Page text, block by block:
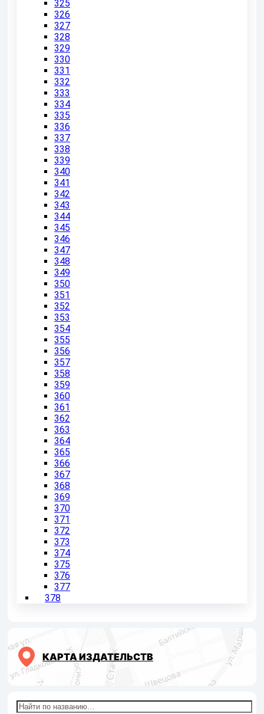
325
326
327
328
329
330
331
332
333
334
335
336
337
338
339
340
341
342
343
344
345
346
347
348
349
350
351
352
353
354
355
356
357
358
359
360
361
362
363
364
365
366
367
368
369
370
371
372
373
374
375
376
377
378
КАРТА ИЗДАТЕЛЬСТВ